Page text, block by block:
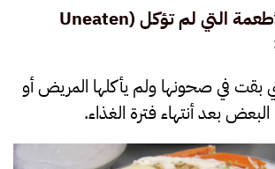
التي لم تؤكل (
Uneaten
بقت في صحونها ولم يأكلها المريض أو
بعد أنتهاء فترة الغذاء.